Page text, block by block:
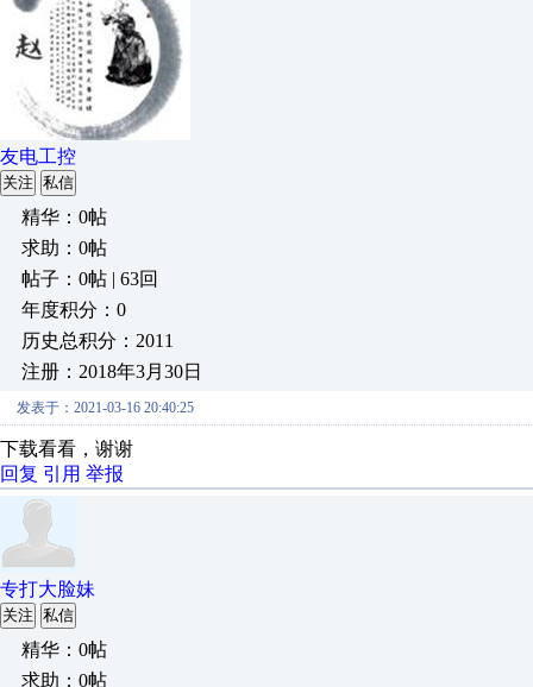
友电工控
关注 私信
精华：0帖
求助：0帖
帖子：0帖 | 63回
年度积分：0
历史总积分：2011
注册：2018年3月30日
发表于：2021-03-16 20:40:25
下载看看，谢谢
回复 引用 举报
专打大脸妹
关注 私信
精华：0帖
求助：0帖